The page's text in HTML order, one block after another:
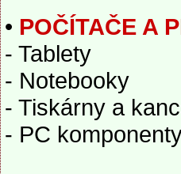
• POČÍTAČE A
- Tablety
- Notebooky
- Tiskárny a
- PC